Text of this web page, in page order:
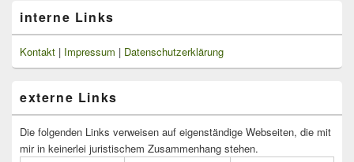
interne Links
Kontakt | Impressum | Datenschutzerklärung
externe Links
Die folgenden Links verweisen auf eigenständige Webseiten, die mit
mir in keinerlei juristischem Zusammenhang stehen.